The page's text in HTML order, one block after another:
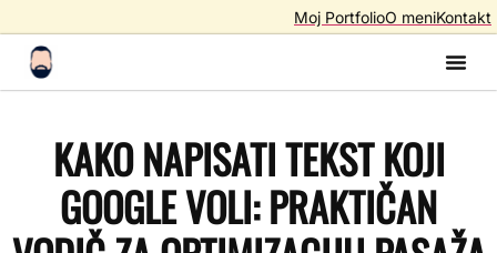
Moj PortfolioO meniKontakt
KAKO NAPISATI TEKST KOJI
GOOGLE VOLI: PRAKTIČAN